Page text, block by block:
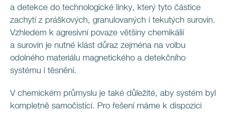
a detekce do technologické linky, který tyto částice
zachytí z práškových, granulovaných i tekutých surovin.
Vzhledem k agresivní povaze většiny chemikálií
a surovin je nutné klást důraz zejména na volbu
odolného materiálu magnetického a detekčního
systému i těsnění.
V chemickém průmyslu je také důležité, aby systém byl
kompletně samočistící. Pro řešení máme k dispozici